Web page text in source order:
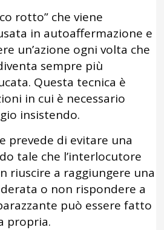
rotto” che viene
in autoaffermazione e
un’azione ogni volta che
sempre più
Questa tecnica è
in cui è necessario
insistendo.
prevede di evitare una
tale che l’interlocutore
riuscire a raggiungere una
o non rispondere a
può essere fatto
propria.